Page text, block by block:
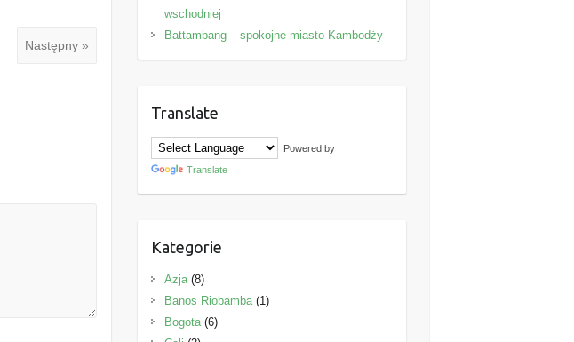
Następny »
wschodniej
Battambang – spokojne miasto Kambodży
Translate
Powered by
Translate
Kategorie
Azja(8)
Banos Riobamba(1)
Bogota(6)